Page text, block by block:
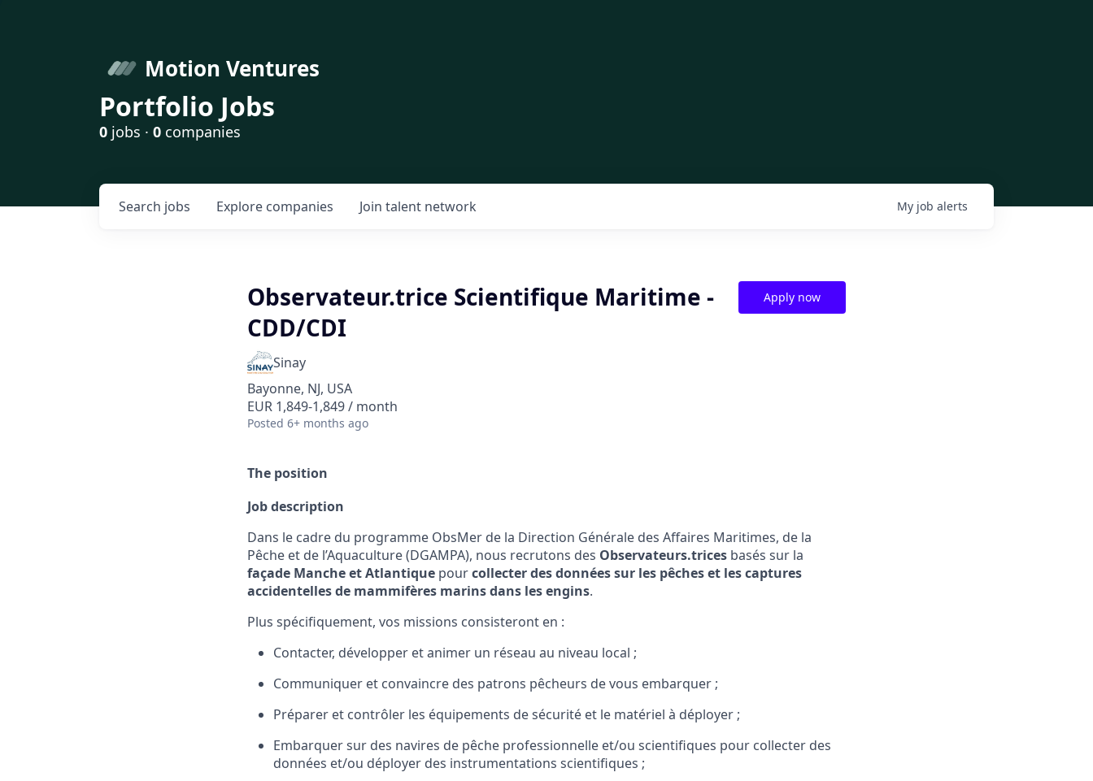
Motion Ventures
Portfolio Jobs
0 jobs · 0 companies
Search jobs Explore companies Join talent network My job alerts
Observateur.trice Scientifique Maritime -
CDD/CDI
Sinay
Bayonne, NJ, USA
EUR 1,849-1,849 / month
Posted 6+ months ago
Apply now
The position
Job description
Dans le cadre du programme ObsMer de la Direction Générale des Affaires Maritimes, de la
Pêche et de l’Aquaculture (DGAMPA), nous recrutons des Observateurs.trices basés sur la
façade Manche et Atlantique pourcollecter des données sur les pêches et les captures
accidentelles de mammifères marins dans les engins.
Plus spécifiquement, vos missions consisteront en :
Contacter, développer et animer un réseau au niveau local ;
Communiquer et convaincre des patrons pêcheurs de vous embarquer ;
Préparer et contrôler les équipements de sécurité et le matériel à déployer ;
Embarquer sur des navires de pêche professionnelle et/ou scientifiques pour collecter des
données et/ou déployer des instrumentations scientifiques ;